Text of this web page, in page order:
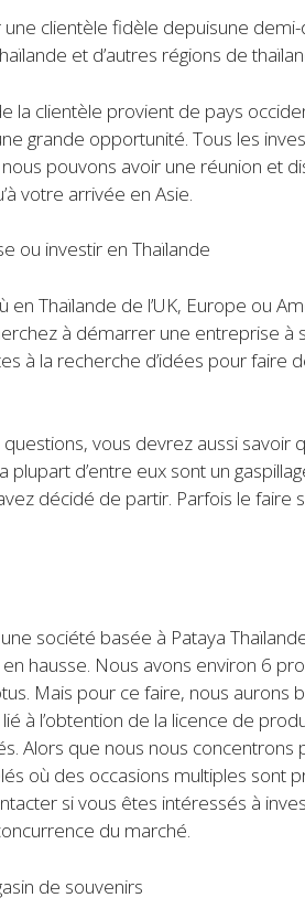
clientèle fidèle depuisune
et d’autres régions de
clientèle provient de pays
grande opportunité. Tous les
pouvons avoir une réunion et
votre arrivée en Asie.
ou investir en Thaïlande
Thaïlande de l’UK, Europe ou
à démarrer une entreprise
à la recherche d’idées pour
vous devrez aussi
d’entre eux sont un
décidé de partir. Parfois le
société basée à Pataya
hausse. Nous avons environ 6
Mais pour ce faire, nous aurons
à l’obtention de la licence de
Alors que nous nous
où des occasions multiples sont
si vous êtes intéressés à
du marché.
de souvenirs